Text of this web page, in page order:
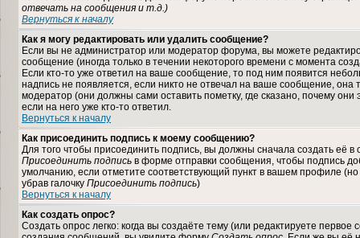
отвечать на сообщения и т.д.)
Вернуться к началу
Как я могу редактировать или удалить сообщение?
Если вы не администратор или модератор форума, вы можете
сообщение (иногда только в течении некоторого времени с момента
Если кто-то уже ответил на ваше сообщение, то под ним появится
надпись не появляется, если никто не отвечал на ваше сообщение,
модератор (они должны сами оставить пометку, где сказано, почему
если на него уже кто-то ответил.
Вернуться к началу
Как присоединить подпись к моему сообщению?
Для того чтобы присоединить подпись, вы должны сначала создать её
Присоединить подпись в форме отправки сообщения, чтобы подпись
умолчанию, если отметите соответствующий пункт в вашем профиле
убрав галочку Присоединить подпись)
Вернуться к началу
Как создать опрос?
Создать опрос легко: когда вы создаёте тему (или редактируете